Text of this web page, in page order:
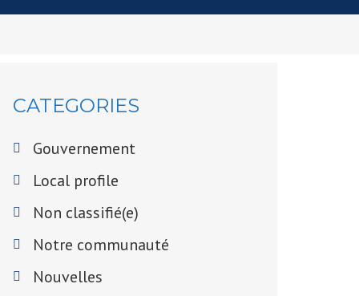
CATEGORIES
Gouvernement
Local profile
Non classifié(e)
Notre communauté
Nouvelles